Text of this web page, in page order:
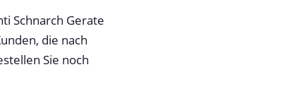
Schnarch Gerate
die nach
Sie noch